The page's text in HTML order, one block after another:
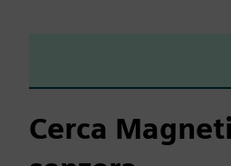
Cerca